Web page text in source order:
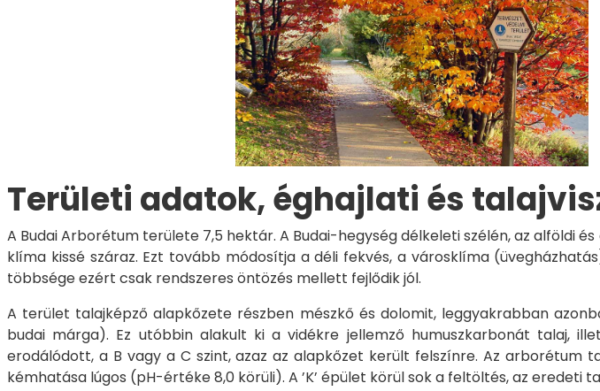
Területi adatok, éghajlati és
A Budai Arborétum területe 7,5 hektár. A Budai-hegység délkeleti szélén, az alföldi
klíma kissé száraz. Ezt tovább módosítja a déli fekvés, a városklíma
többsége ezért csak rendszeres öntözés mellett fejlődik jól.
A terület talajképző alapkőzete részben mészkő és dolomit, leggyakrabban
budai márga). Ez utóbbin alakult ki a vidékre jellemző humuszkarbonát talaj,
erodálódott, a B vagy a C szint, azaz az alapkőzet került felszínre. Az arborétum
kémhatása lúgos (pH-értéke 8,0 körüli). A ’K’ épület körül sok a feltöltés, az eredeti